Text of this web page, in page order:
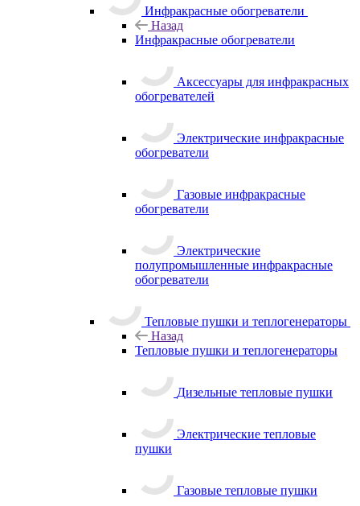
Инфракрасные обогреватели
Назад
Инфракрасные обогреватели
Аксессуары для инфракрасных
обогревателей
Электрические инфракрасные
обогреватели
Газовые инфракрасные
обогреватели
Электрические
полупромышленные инфракрасные
обогреватели
Тепловые пушки и теплогенераторы
Назад
Тепловые пушки и теплогенераторы
Дизельные тепловые пушки
Электрические тепловые
пушки
Газовые тепловые пушки